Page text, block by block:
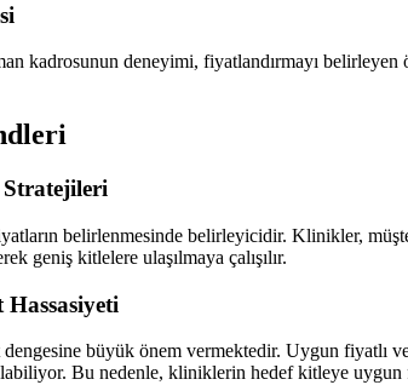
kadrosunun deneyimi, fiyatlandırmayı
Stratejileri
belirlenmesinde belirleyicidir. Klinikler,
geniş kitlelere ulaşılmaya çalışılır.
büyük önem vermektedir. Uygun fiyatlı
Bu nedenle, kliniklerin hedef kitleye